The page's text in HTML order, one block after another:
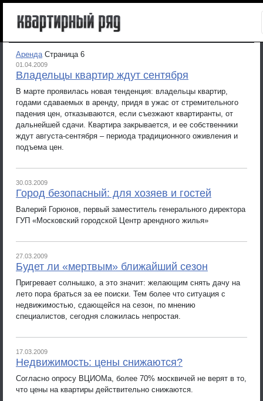
Аренда Страница 6
01.04.2009
Владельцы квартир ждут сентября
В марте проявилась новая тенденция: владельцы квартир,
годами сдаваемых в аренду, придя в ужас от стремительного
падения цен, отказываются, если съезжают квартиранты, от
дальнейшей сдачи. Квартира закрывается, и ее собственники
ждут августа-сентября – периода традиционного оживления и
подъема цен.
30.03.2009
Город безопасный: для хозяев и гостей
Валерий Горюнов, первый заместитель генерального директора
ГУП «Московский городской Центр арендного жилья»
27.03.2009
Будет ли «мертвым» ближайший сезон
Пригревает солнышко, а это значит: желающим снять дачу на
лето пора браться за ее поиски. Тем более что ситуация с
недвижимостью, сдающейся на сезон, по мнению
специалистов, сегодня сложилась непростая.
17.03.2009
Недвижимость: цены снижаются?
Согласно опросу ВЦИОМа, более 70% москвичей не верят в то,
что цены на квартиры действительно снижаются.